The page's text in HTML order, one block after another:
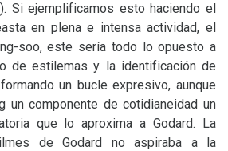
Si ejemplificamos esto haciendo el
en plena e intensa actividad, el
soo, este sería todo lo opuesto a
de estilemas y la identificación de
un bucle expresivo, aunque
un componente de cotidianeidad un
que lo aproxima a Godard. La
de Godard no aspiraba a la